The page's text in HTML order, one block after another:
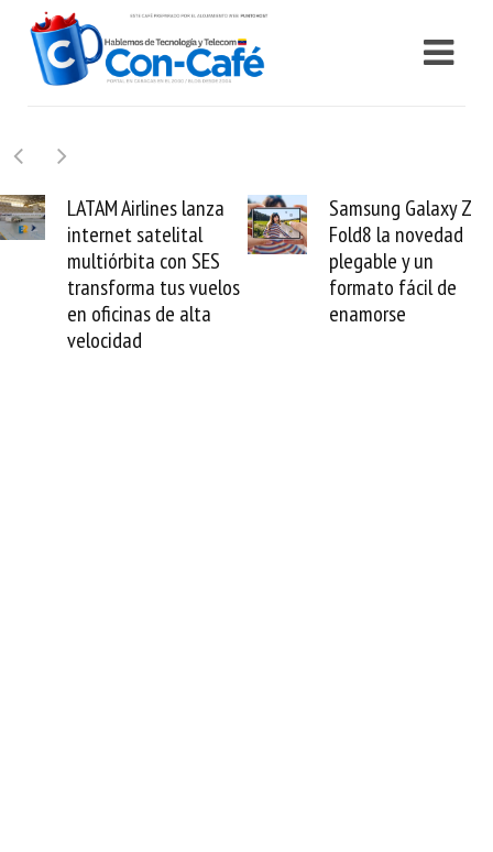
LATAM Airlines lanza
internet satelital
multiórbita con SES
transforma tus vuelos
en oficinas de alta
velocidad
Samsung Galaxy Z
Fold8 la novedad
plegable y un
formato fácil de
enamorse